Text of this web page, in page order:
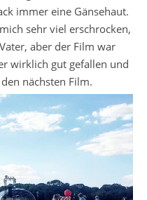
immer eine Gänsehaut.
sehr viel erschrocken,
aber der Film war
wirklich gut gefallen und
nächsten Film.